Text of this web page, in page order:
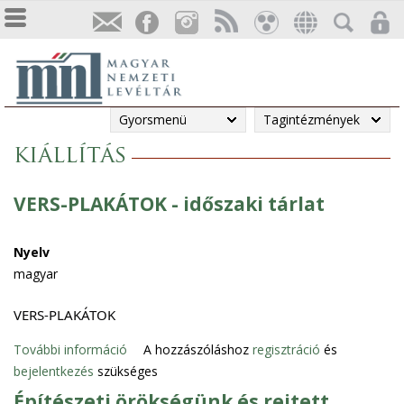
Gyorsmenü Tagintézmények
kiállítás
VERS-PLAKÁTOK - időszaki tárlat
Nyelv
magyar
VERS-PLAKÁTOK
További információ
E
A hozzászóláshoz regisztráció és
bejelentkezés szükséges